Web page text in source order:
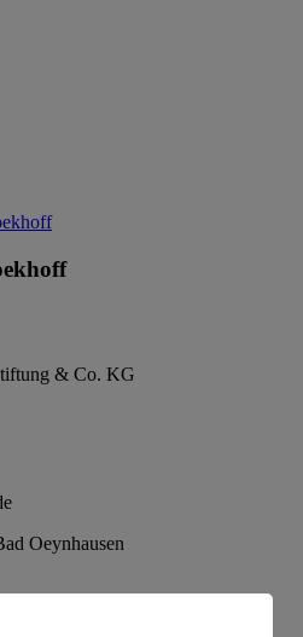
& Co. KG
Oeynhausen
gem. § 27a UStG: DE